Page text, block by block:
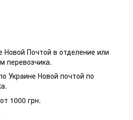
Новой Почтой в отделение или
перевозчика.
Украине Новой почтой по
1000 грн.